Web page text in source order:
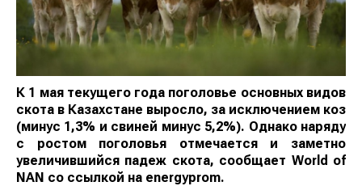
К 1 мая текущего года поголовье основных видов
скота в Казахстане выросло, за исключением коз
(минус 1,3% и свиней минус 5,2%). Однако наряду
с ростом поголовья отмечается и заметно
увеличившийся падеж скота, сообщает World of
NAN со ссылкой на energyprom.